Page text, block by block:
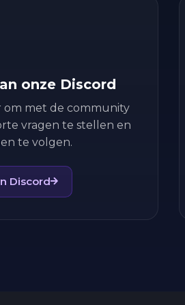
onze Discord
om met de community
vragen te stellen en
te volgen.
Discord